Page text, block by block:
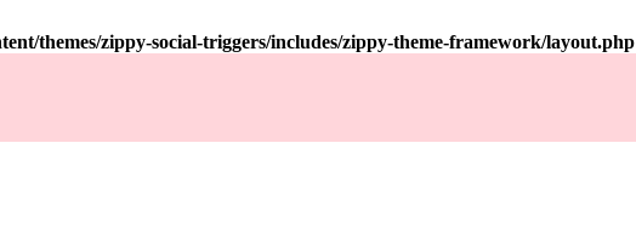
themes/zippy-social-triggers/includes/zippy-theme-framework/layout.php